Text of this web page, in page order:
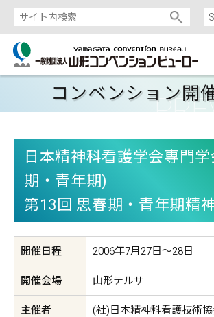
コンベンション開
日本精神科看護学会専門
期・青年期)
第13回 思春期・青年期精
開催日程 2006年7月27日〜28日
開催会場 山形テルサ
主催者 (社)日本精神科看護技術